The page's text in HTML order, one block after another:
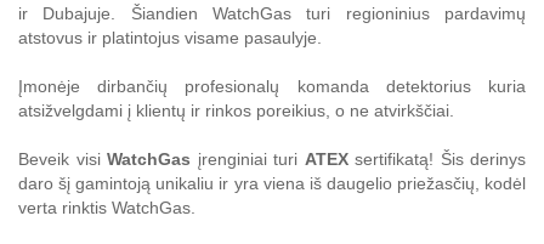
ir Dubajuje. Šiandien WatchGas turi regioninius pardavimų
atstovus ir platintojus visame pasaulyje.
Įmonėje dirbančių profesionalų komanda detektorius kuria
atsižvelgdami į klientų ir rinkos poreikius, o ne atvirkščiai.
Beveik visi WatchGas įrenginiai turi ATEXsertifikatą! Šis derinys
daro šį gamintoją unikaliu ir yra viena iš daugelio priežasčių, kodėl
verta rinktis WatchGas.